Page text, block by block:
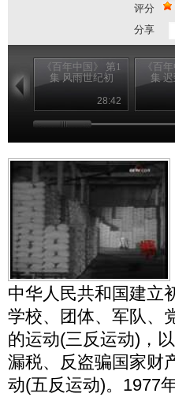
评分
分享
《百年中国》 第1
集 风雨世纪初
28:42
《百
集
中华人民共和国建立
学校、团体、军队、
的运动(三反运动)，
漏税、反盗骗国家财
动(五反运动)。1977